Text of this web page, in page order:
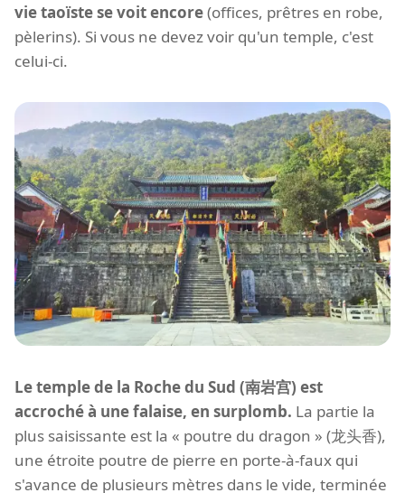
vie taoïste se voit encore(offices, prêtres en robe,
pèlerins). Si vous ne devez voir qu'un temple, c'est
celui-ci.
Le temple de la Roche du Sud (南岩宫) est
accroché à une falaise, en surplomb. La partie la
plus saisissante est la « poutre du dragon » (龙头香),
une étroite poutre de pierre en porte-à-faux qui
s'avance de plusieurs mètres dans le vide, terminée